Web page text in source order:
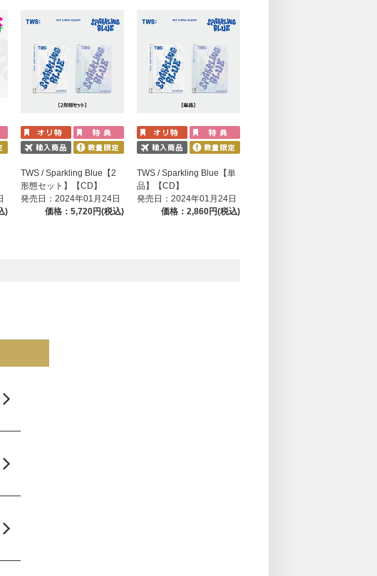
)
TWS / Sparkling Blue【2
形態セット】【CD】
発売日：2024年01月24日
価格：5,720円(税込)
TWS / Sparkling Blue【単
品】【CD】
発売日：2024年01月24日
価格：2,860円(税込)